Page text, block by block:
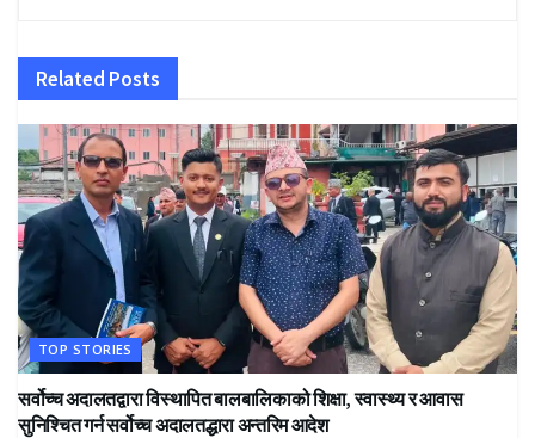
Related Posts
TOP STORIES
सर्वोच्च अदालतद्वारा विस्थापित बालबालिकाको शिक्षा, स्वास्थ्य र आवास
सुनिश्चित गर्न सर्वोच्च अदालतद्धारा अन्तरिम आदेश